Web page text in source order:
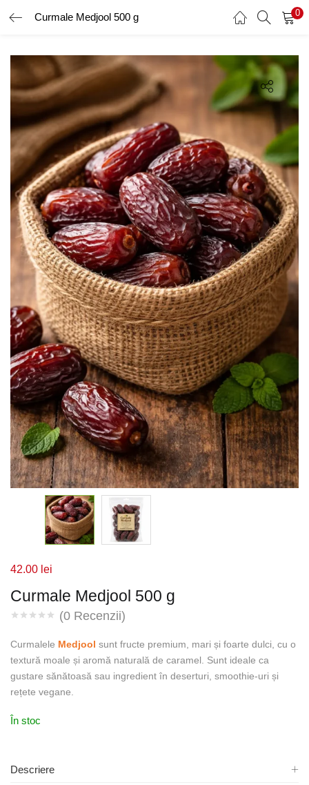
Curmale Medjool 500 g 0
AUTENTIFICARE ÎNREGISTRARE
Introduceți numele de utilizator și parola pentru a vă autentifica.
Amintește-ți de mine
Ai uitat parola?
Curmale Medjool 500 g
(0 Recenzii)
42.00 lei
Curmalele Medjool sunt fructe premium, mari și foarte dulci, cu o
textură moale și aromă naturală de caramel. Sunt ideale ca
gustare sănătoasă sau ingredient în deserturi, smoothie-uri și
rețete vegane.
În stoc
Descriere